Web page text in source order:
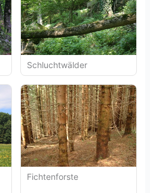
Schluchtwälder
Fichtenforste